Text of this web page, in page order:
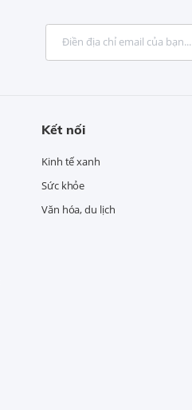
Kết nối
Kinh tế xanh
Sức khỏe
Văn hóa, du lịch